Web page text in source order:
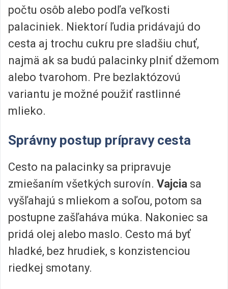
počtu osôb alebo podľa veľkosti
palaciniek. Niektorí ľudia pridávajú do
cesta aj trochu cukru pre sladšiu chuť,
najmä ak sa budú palacinky plniť džemom
alebo tvarohom. Pre bezlaktózovú
variantu je možné použiť rastlinné
mlieko.
Správny postup prípravy cesta
Cesto na palacinky sa pripravuje
zmiešaním všetkých surovín. Vajcia sa
vyšľahajú s mliekom a soľou, potom sa
postupne zašľaháva múka. Nakoniec sa
pridá olej alebo maslo. Cesto má byť
hladké, bez hrudiek, s konzistenciou
riedkej smotany.